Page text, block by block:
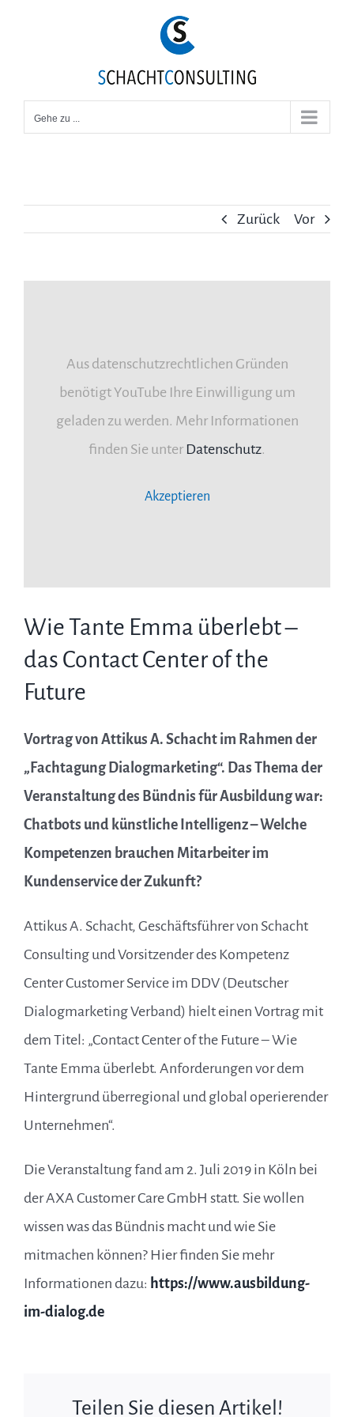
Gehe zu ...
Zurück Vor
Aus datenschutzrechtlichen Gründen
benötigt YouTube Ihre Einwilligung um
geladen zu werden. Mehr Informationen
finden Sie unter Datenschutz.
Akzeptieren
Wie Tante Emma überlebt –
das Contact Center of the
Future
Vortrag von Attikus A. Schacht im Rahmen der
„Fachtagung Dialogmarketing“. Das Thema der
Veranstaltung des Bündnis für Ausbildung war:
Chatbots und künstliche Intelligenz – Welche
Kompetenzen brauchen Mitarbeiter im
Kundenservice der Zukunft?
Attikus A. Schacht, Geschäftsführer von Schacht
Consulting und Vorsitzender des Kompetenz
Center Customer Service im DDV (Deutscher
Dialogmarketing Verband) hielt einen Vortrag mit
dem Titel: „Contact Center of the Future – Wie
Tante Emma überlebt. Anforderungen vor dem
Hintergrund überregional und global operierender
Unternehmen“.
Die Veranstaltung fand am 2. Juli 2019 in Köln bei
der AXA Customer Care GmbH statt. Sie wollen
wissen was das Bündnis macht und wie Sie
mitmachen können? Hier finden Sie mehr
Informationen dazu: https://www.ausbildung-
im-dialog.de
Teilen Sie diesen Artikel!